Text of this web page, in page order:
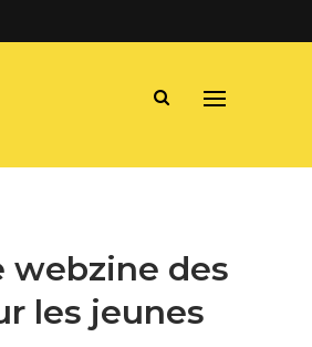
webzine des
les jeunes